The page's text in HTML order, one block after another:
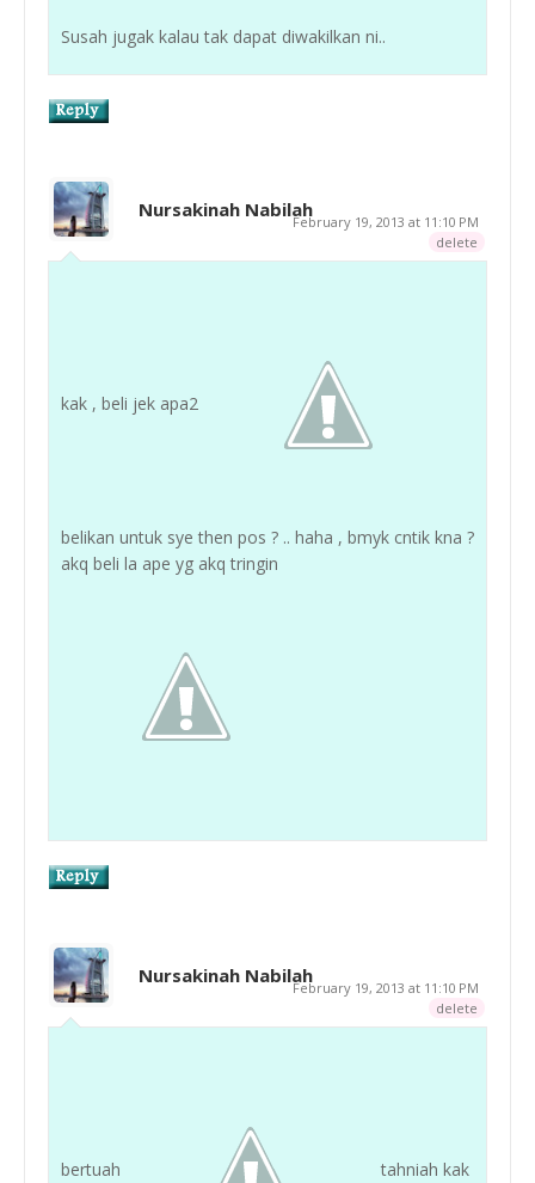
Susah jugak kalau tak dapat diwakilkan ni..
Nursakinah Nabilah
February 19, 2013 at 11:10 PM
delete
kak , beli jek apa2
belikan untuk sye then pos ? .. haha , bmyk cntik kna ?
akq beli la ape yg akq tringin
Nursakinah Nabilah
February 19, 2013 at 11:10 PM
delete
bertuah tahniah kak